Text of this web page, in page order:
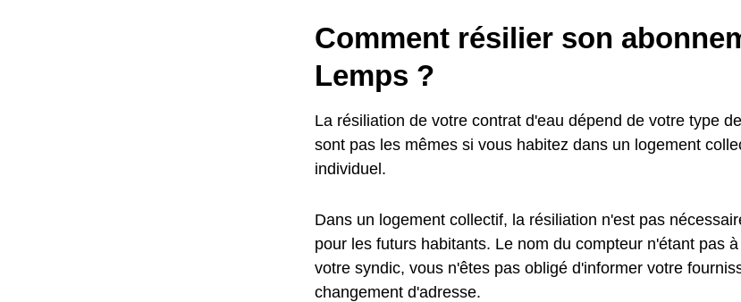
Comment résilier son
Lemps ?
La résiliation de votre contrat d'eau dépend de votre type
sont pas les mêmes si vous habitez dans un logement
individuel.
Dans un logement collectif, la résiliation n'est pas
pour les futurs habitants. Le nom du compteur n'étant pas
votre syndic, vous n'êtes pas obligé d'informer votre
changement d'adresse.